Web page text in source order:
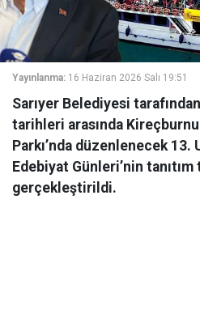
Yayınlanma: 16 Haziran 2026 Salı 19:51
Sarıyer Belediyesi
tarihleri arasında
Parkı’nda düzenlenecek 13.
Edebiyat Günleri’nin tanıtım
gerçekleştirildi.